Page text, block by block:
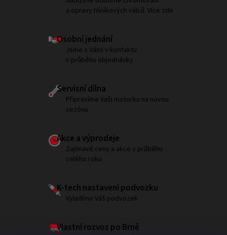
a opravy hliníkových válců. Více zde
Osobní jednání
Jsme s Vámi v kontaktu
v průběhu objednávky
Servisní dílna
Připravíme Vaši motorku na novou
sezónu
Akce a výprodeje
Zajímavé ceny a akce v průběhu
celého roku
K-tech nastavení podvozku
Vyladíme Váš podvozek
Vlastní rozvoz po Brně